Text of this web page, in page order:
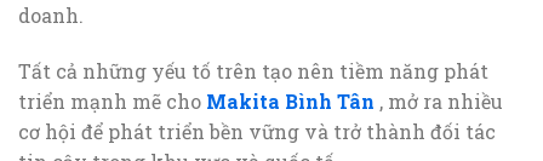
doanh.
Tất cả những yếu tố trên tạo nên tiềm năng phát
triển mạnh mẽ cho Makita Bình Tân , mở ra nhiều
cơ hội để phát triển bền vững và trở thành đối tác